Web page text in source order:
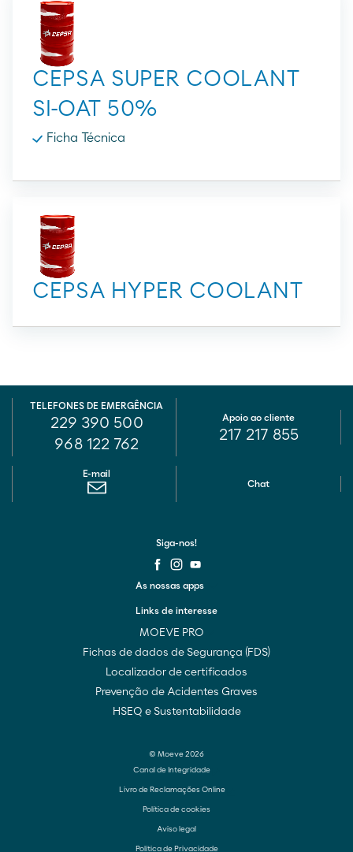
CEPSA SUPER COOLANT
SI-OAT 50%
Ficha Técnica
CEPSA HYPER COOLANT
TELEFONES DE EMERGÊNCIA
229 390 500
968 122 762
E-mail
Chat
Apoio ao cliente
217 217 855
Links de interesse
MOEVE PRO
Fichas de dados de Segurança (FDS)
Localizador de certificados
Prevenção de Acidentes Graves
HSEQ e Sustentabilidade
As nossas apps
Siga-nos!
© Moeve 2026
Canal de Integridade
Livro de Reclamações Online
Política de cookies
Aviso legal
Política de Privacidade